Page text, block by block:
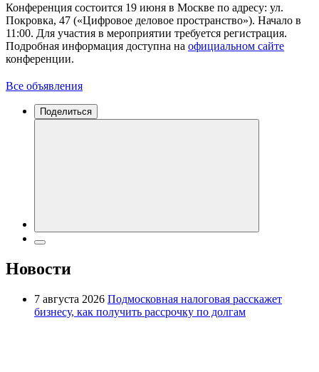
Конференция состоится 19 июня в Москве по адресу: ул.
Покровка, 47 («Цифровое деловое пространство»). Начало в
11:00. Для участия в мероприятии требуется регистрация.
Подробная информация доступна на официальном сайте
конференции.
Все объявления
Поделиться
Новости
7 августа 2026 Подмосковная налоговая расскажет
бизнесу, как получить рассрочку по долгам